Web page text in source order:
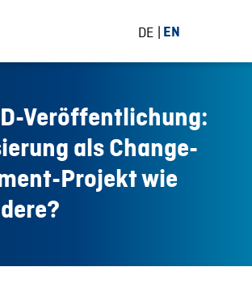
DE EN
Veröffentlichung:
als Change-
Projekt wie